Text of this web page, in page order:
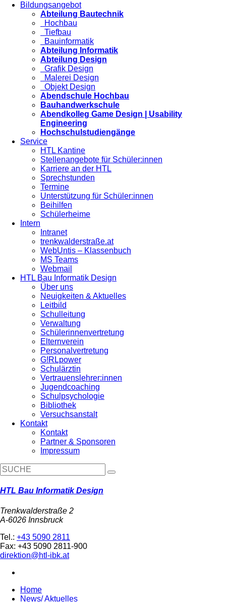
Bildungsangebot
Abteilung Bautechnik
Hochbau
Tiefbau
Bauinformatik
Abteilung Informatik
Abteilung Design
Grafik Design
Malerei Design
Objekt Design
Abendschule Hochbau
Bauhandwerkschule
Abendkolleg Game Design | Usability
Engineering
Hochschulstudiengänge
Service
HTL Kantine
Stellenangebote für Schüler:innen
Karriere an der HTL
Sprechstunden
Termine
Unterstützung für Schüler:innen
Beihilfen
Schülerheime
Intern
Intranet
trenkwalderstraße.at
WebUntis – Klassenbuch
MS Teams
Webmail
HTL Bau Informatik Design
Über uns
Neuigkeiten & Aktuelles
Leitbild
Schulleitung
Verwaltung
Schülerinnenvertretung
Elternverein
Personalvertretung
G!RLpower
Schulärztin
Vertrauenslehrer:innen
Jugendcoaching
Schulpsychologie
Bibliothek
Versuchsanstalt
Kontakt
Kontakt
Partner & Sponsoren
Impressum
HTL Bau Informatik Design
Trenkwalderstraße 2
A-6026 Innsbruck
Tel.: +43 5090 2811
Fax: +43 5090 2811-900
direktion@htl-ibk.at
Home
News/ Aktuelles